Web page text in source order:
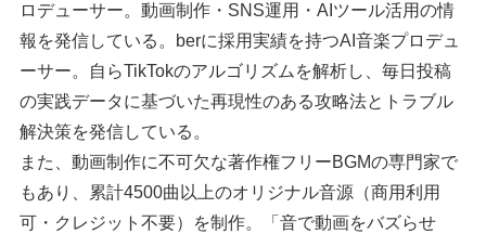
ロデューサー。動画制作・SNS運用・AIツール活用の情
報を発信している。berに採用実績を持つAI音楽プロデュ
ーサー。自らTikTokのアルゴリズムを解析し、毎日投稿
の実践データに基づいた再現性のある攻略法とトラブル
解決策を発信している。
また、動画制作に不可欠な著作権フリーBGMの専門家で
もあり、累計4500曲以上のオリジナル音源（商用利用
可・クレジット不要）を制作。「音で動画をバズらせ